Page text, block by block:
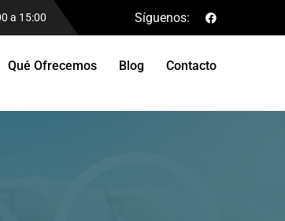
a 15:00 Síguenos:
Qué Ofrecemos Blog Contacto